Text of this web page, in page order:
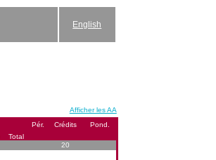
English
Afficher les AA
Pér. Crédits
Pond.
Total
20